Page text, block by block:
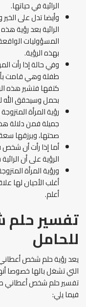
الرائية في حياتها.
وأيضا تدل على
الرائية بعد رؤية
المسؤوليات
بهذه الرؤية.
وفي حالة إذا رأت
طفلة وهي قامت
كتفها فتشير هذه
بحمل وسيحقق الله
رؤية المرأة
جميلة فمن دلالة
صحتها، ويرزقها
أما إذا رأت أن
الرؤية على أن
ورؤية المرأة
أغلب الأحيان لها
أعلم.
تفسير
للحامل
يعد رؤية حلم شخص أعطاني
التي تشغل بالها خصوصا
تفسير حلم شخص أعطاني
فيما يلي: